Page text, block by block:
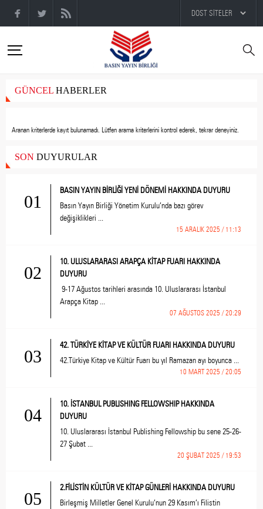
GÜNCEL HABERLER
Aranan kriterlerde kayıt bulunamadı. Lütfen arama kriterlerini kontrol ederek, tekrar deneyiniz.
SON DUYURULAR
01
BASIN YAYIN BİRLİĞİ YENİ DÖNEMİ HAKKINDA DUYURU
Basın Yayın Birliği Yönetim Kurulu’nda bazı görev
değişiklikleri ...
15 ARALIK 2025 / 11:13
02
10. ULUSLARARASI ARAPÇA KİTAP FUARI HAKKINDA
DUYURU
9-17 Ağustos tarihleri arasında 10. Uluslararası İstanbul
Arapça Kitap ...
07 AĞUSTOS 2025 / 20:29
03
42. TÜRKİYE KİTAP VE KÜLTÜR FUARI HAKKINDA DUYURU
42.Türkiye Kitap ve Kültür Fuarı bu yıl Ramazan ayı boyunca ...
10 MART 2025 / 20:05
04
10. İSTANBUL PUBLISHING FELLOWSHIP HAKKINDA
DUYURU
10. Uluslararası İstanbul Publishing Fellowship bu sene 25-26-
27 Şubat ...
20 ŞUBAT 2025 / 19:53
05
2.FİLİSTİN KÜLTÜR VE KİTAP GÜNLERİ HAKKINDA DUYURU
Birleşmiş Milletler Genel Kurulu’nun 29 Kasım’ı Filistin